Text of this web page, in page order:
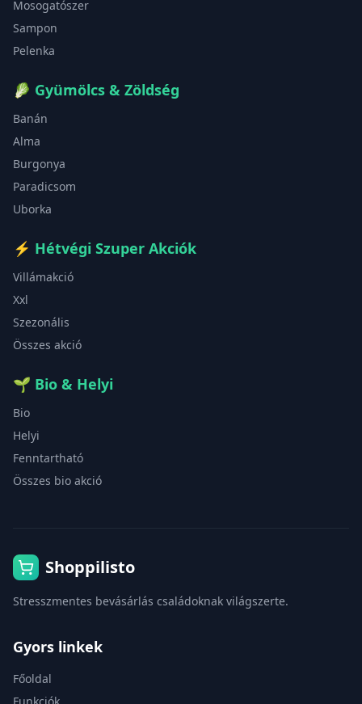
Mosogatószer
Sampon
Pelenka
🥬 Gyümölcs & Zöldség
Banán
Alma
Burgonya
Paradicsom
Uborka
⚡ Hétvégi Szuper Akciók
Villámakció
Xxl
Szezonális
Összes akció
🌱 Bio & Helyi
Bio
Helyi
Fenntartható
Összes bio akció
Shoppilisto
Stresszmentes bevásárlás családoknak világszerte.
Gyors linkek
Főoldal